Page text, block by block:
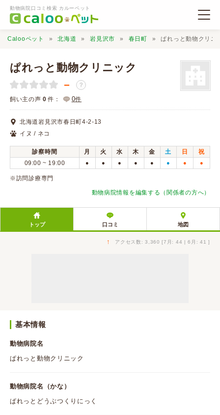
動物病院口コミ検索 カルーペット
動物病院検索
口コミ検索
Calooペットとは？
Calooペット 北海道 岩見沢市 春日町 ぱれっと動物クリニ
ぱれっと動物クリニック
－ ？
飼い主の声 0 件： 0件
北海道岩見沢市春日町4-2-13
イヌ / ネコ
診察時間 月 火 水 木 金 土 日
祝
09:00 ~ 19:00
● ● ● ● ● ● ● ●
※訪問診療専門
動物病院情報を編集する（関係者の方へ）
トップ 口コミ 地図
↑ アクセス数: 3,360 [7月: 44 | 6月: 41 ]
基本情報
動物病院名
ぱれっと動物クリニック
動物病院名（かな）
ぱれっとどうぶつくりにっく